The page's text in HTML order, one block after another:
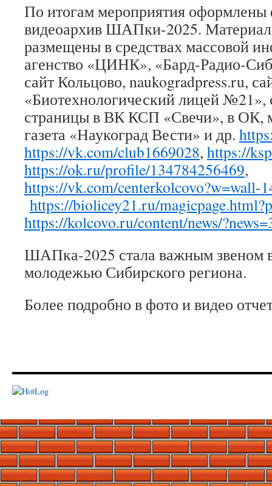
По итогам мероприятия оформлены
видеоархив ШАПки-2025.
размещены в средствах массовой
агенство «ЦИНК», «Бард-Радио-
сайт Кольцово, naukogradpress.ru,
«Биотехнологический лицей
страницы в ВК КСП «Свечи», в ОК,
газета «Наукоград Вести» и др.
https://vk.com/club1669028, https://
https://ok.ru/profile/134784256469,
https://vk.com/centerkolcovo?w=wall-
https://biolicey21.ru/
https://kolcovo.ru/content/news/
ШАПка-2025 стала важным звеном
молодежью Сибирского региона.
Более подробно в фото и видео